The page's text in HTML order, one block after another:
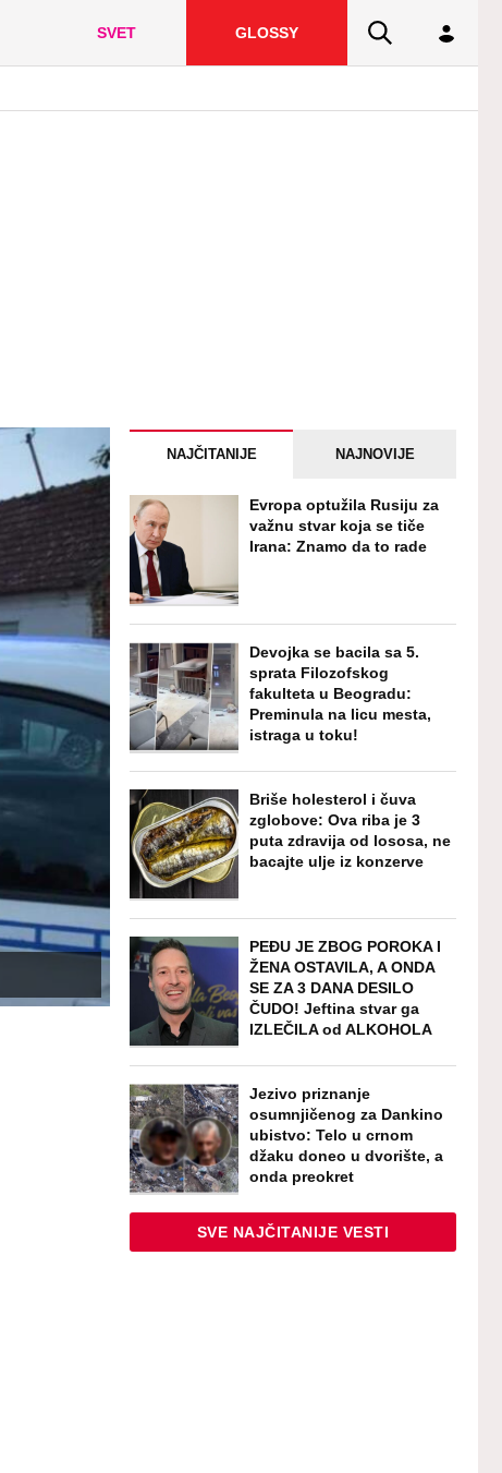
SVET GLOSSY
NAJČITANIJE NAJNOVIJE
Evropa optužila Rusiju za
važnu stvar koja se tiče
Irana: Znamo da to rade
Devojka se bacila sa 5.
sprata Filozofskog
fakulteta u Beogradu:
Preminula na licu mesta,
istraga u toku!
Briše holesterol i čuva
zglobove: Ova riba je 3
puta zdravija od lososa, ne
bacajte ulje iz konzerve
PEĐU JE ZBOG POROKA I
ŽENA OSTAVILA, A ONDA
SE ZA 3 DANA DESILO
ČUDO! Jeftina stvar ga
IZLEČILA od ALKOHOLA
Jezivo priznanje
osumnjičenog za Dankino
ubistvo: Telo u crnom
džaku doneo u dvorište, a
onda preokret
SVE NAJČITANIJE VESTI